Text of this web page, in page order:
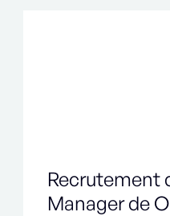
Recrutement
Manager de